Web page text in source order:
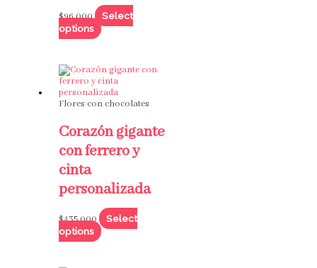
$96,000
Select
options
Flores con chocolates
Corazón gigante
con ferrero y
cinta
personalizada
$435,000
Select
options